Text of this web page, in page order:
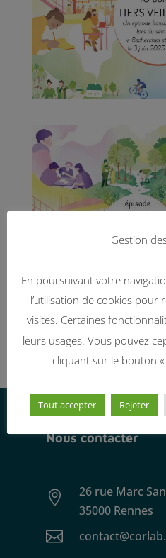
Nous contacter

26 rue Marc
35000 Rennes

Gestion
En poursuivant votre
l’utilisation de cookies pour
visites. Certaines
leurs usages. Vous pouvez
cliquant sur le bouton
Tout accepter Rejeter